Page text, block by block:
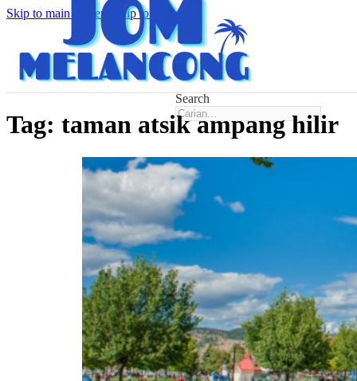
Skip to main content Skip to footer
Search
Tag: taman atsik ampang hilir